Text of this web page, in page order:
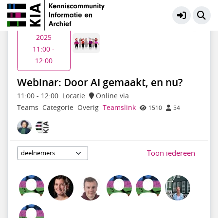
KIA Thematiendaagse
Webinar: Door AI gemaakt, en nu?
11:00- 12:00 Locatie
Online via
Teams Categorie Overig Teamslink 1510 54
Ma 24 mrt
2025
11:00 -
12:00
Toon iedereen